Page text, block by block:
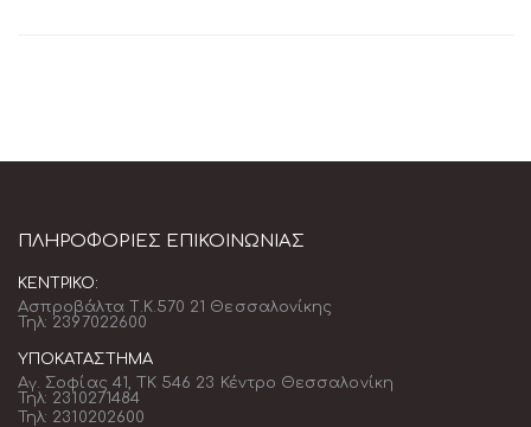
ΠΛΗΡΟΦΟΡΊΕΣ ΕΠΙΚΟΙΝΩΝΊΑΣ
ΚΕΝΤΡΙΚΌ:
Ασπροβάλτα Τ.Κ.570 21 Θεσσαλονίκης
Τηλ: 2397022600
ΥΠΟΚΑΤΆΣΤΗΜΑ
Αγ. Σοφίας 41, ΤΚ 546 23 Κέντρο Θεσσαλονίκη
Τηλ: 2310271484
Τηλ: 2310202600